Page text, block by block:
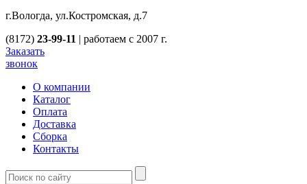
г.Вологда, ул.Костромская, д.7
(8172) 23-99-11 | работаем с 2007 г.
Заказать
звонок
О компании
Каталог
Оплата
Доставка
Сборка
Контакты